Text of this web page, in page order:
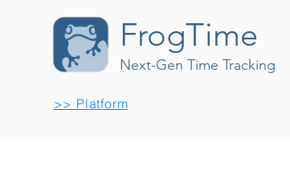
FrogTime
Next-Gen Time Tracking
>> Platform